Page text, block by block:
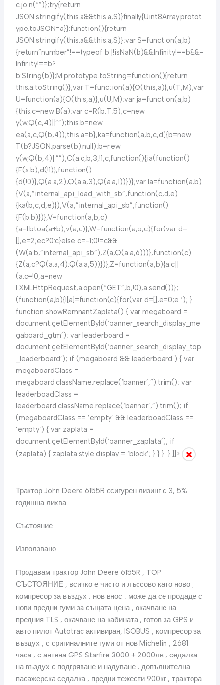
c.join(“”)};try{return
JSON.stringify(this.a&&this.a,S)}finally{Uint8Array.protot
ype.toJSON=a}}:function(){return
JSON.stringify(this.a&&this.a,S)};var S=function(a,b)
{return”number”!==typeof b||!isNaN(b)&&Infinity!==b&&-
Infinity!==b?
b:String(b)};M.prototype.toString=function(){return
this.a.toString()};var T=function(a){O(this,a)};u(T,M);var
U=function(a){O(this,a)};u(U,M);var ja=function(a,b)
{this.c=new B(a);var c=R(b,T,5);c=new
y(w,Q(c,4)||””);this.b=new
ea(a,c,Q(b,4));this.a=b},ka=function(a,b,c,d){b=new
T(b?JSON.parse(b):null);b=new
y(w,Q(b,4)||””);C(a.c,b,3,!1,c,function(){ia(function()
{F(a.b);d(!1)},function()
{d(!0)},Q(a.a,2),Q(a.a,3),Q(a.a,1))})};var la=function(a,b)
{V(a,”internal_api_load_with_sb”,function(c,d,e)
{ka(b,c,d,e)});V(a,”internal_api_sb”,function()
{F(b.b)})},V=function(a,b,c)
{a=l.btoa(a+b);v(a,c)},W=function(a,b,c){for(var d=
[],e=2;ec?0:c}else c=-1;0!=c&&
(W(a.b,”internal_api_sb”),Z(a,Q(a.a,6)))},function(c)
{Z(a,c?Q(a.a,4):Q(a.a,5))})},Z=function(a,b){a.c||
(a.c=!0,a=new
l.XMLHttpRequest,a.open(“GET”,b,!0),a.send())};
(function(a,b){l[a]=function(c){for(var d=[],e=0;e ‘); }
function showRemnantZaplata() { var megaboard =
document.getElementById(‘banner_search_display_me
gaboard_gtm’); var leaderboard =
document.getElementById(‘banner_search_display_top
_leaderboard’); if (megaboard && leaderboard ) { var
megaboardClass =
megaboard.className.replace(‘banner’,”).trim(); var
leaderboadClass =
leaderboard.className.replace(‘banner’,”).trim(); if
(megaboardClass == ’empty’ && leaderboadClass ==
’empty’) { var zaplata =
document.getElementById(‘banner_zaplata’); if
(zaplata) { zaplata.style.display = ‘block’; } } }; } ]]>
Трактор John Deere 6155R осигурен лизинг с 3, 5%
годишна лихва
Състояние
Използвано
Продавам трактор John Deere 6155R , TOP
СЪСТОЯНИЕ , всичко е чисто и лъссово като ново ,
компресор за въздух , нов внос , може да се продаде с
нови предни гуми за същата цена , окачване на
предния TLS , окачване на кабината , готов за GPS и
авто пилот Autotrac активиран, ISOBUS , компресор за
въздух , с оригиналните гуми от нов Michelin , 2681
часа , с антена GPS Starfire 3000 + 2000лв , седалка
на въздух с подгряване и надуване , допълнителна
пасажерска седалка , предни тежести 900кг , трактора